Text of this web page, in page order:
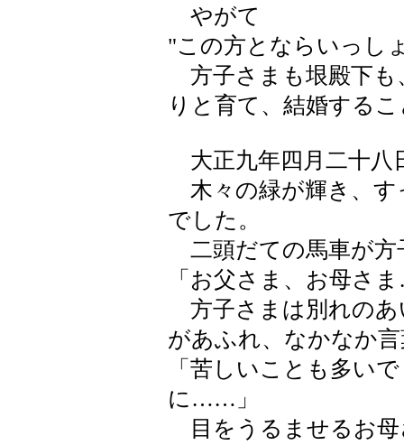
やがて
"この方とならいっし
方子さまも垠殿下も
りと育て、結婚する
大正九年四月二十八
木々の緑が輝き、す
でした。
二頭だての馬車が方
「お父さま、お母さ
方子さまは別れのあ
があふれ、なかなか
「苦しいことも多い
に……」
目をうるませるお母